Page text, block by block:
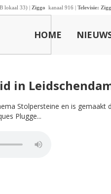
lokaal 33) | Ziggo kanaal 916 | Televisie:
HOME
in
Stolpersteine en is
Plugge...